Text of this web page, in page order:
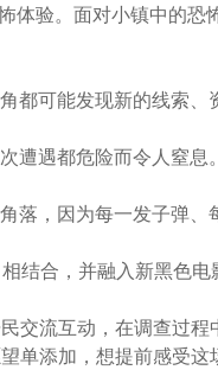
体验。面对小镇中的
都可能发现新的线索
遭遇都危险而令人窒息。
落，因为每一发子弹、
结合，并融入新黑色电
交流互动，在调查过程
单添加，想提前感受